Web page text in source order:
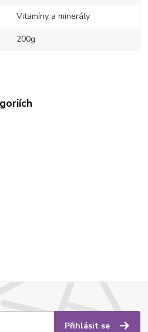
Vitamíny a minerály
200g
Přihlásit se